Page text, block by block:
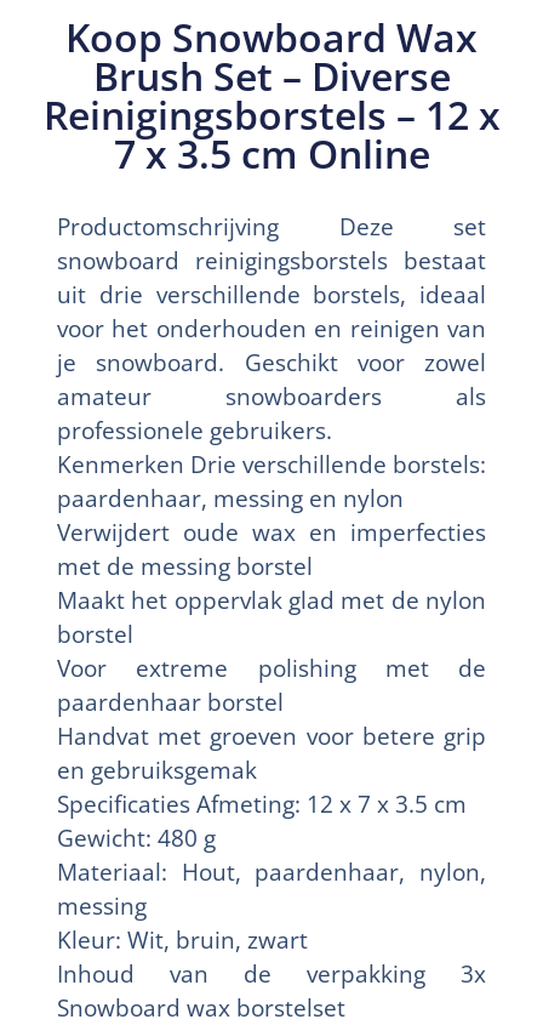
Koop Snowboard Wax
Brush Set – Diverse
Reinigingsborstels – 12 x
7 x 3.5 cm Online
Productomschrijving Deze set
snowboard reinigingsborstels bestaat
uit drie verschillende borstels, ideaal
voor het onderhouden en reinigen van
je snowboard. Geschikt voor zowel
amateur snowboarders als
professionele gebruikers.
Kenmerken Drie verschillende borstels:
paardenhaar, messing en nylon
Verwijdert oude wax en imperfecties
met de messing borstel
Maakt het oppervlak glad met de nylon
borstel
Voor extreme polishing met de
paardenhaar borstel
Handvat met groeven voor betere grip
en gebruiksgemak
Specificaties Afmeting: 12 x 7 x 3.5 cm
Gewicht: 480 g
Materiaal: Hout, paardenhaar, nylon,
messing
Kleur: Wit, bruin, zwart
Inhoud van de verpakking 3x
Snowboard wax borstelset